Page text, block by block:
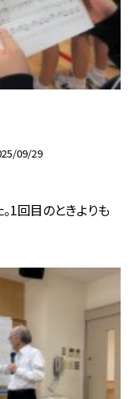
09/29
1回目のときよりも